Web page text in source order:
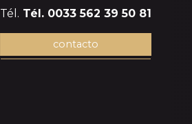
Tél. Tél. 0033 562 39 50 81
contacto